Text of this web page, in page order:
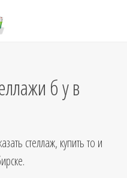
б у в
стеллаж, купить то и